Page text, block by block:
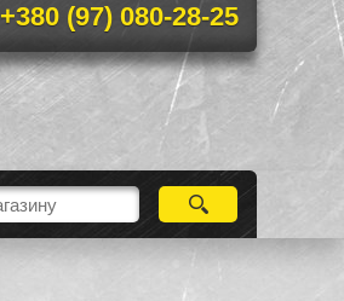
+380 (97) 080-28-25